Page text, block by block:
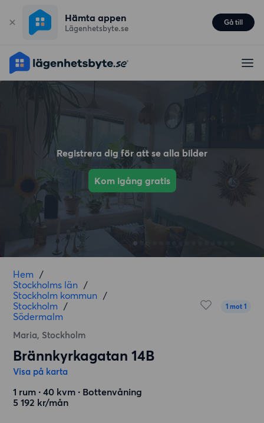
Hämta appen
Lägenhetsbyte.se
Gå till
Registrera dig för att se alla bilder
Kom igång gratis
Hem /
Stockholms län /
Stockholm kommun /
Stockholm /
Södermalm
Maria, Stockholm
1 mot 1
Brännkyrkagatan 14B
Visa på karta
1 rum ∙ 40 kvm ∙ Bottenvåning
5 192 kr/mån